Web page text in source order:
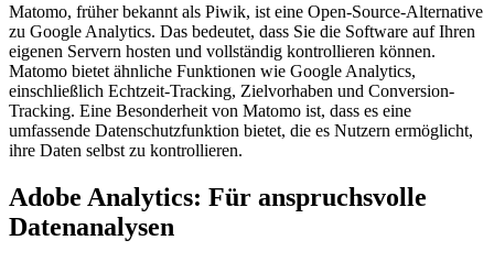
Matomo, früher bekannt als Piwik, ist eine Open-Source-Alternative
zu Google Analytics. Das bedeutet, dass Sie die Software auf Ihren
eigenen Servern hosten und vollständig kontrollieren können.
Matomo bietet ähnliche Funktionen wie Google Analytics,
einschließlich Echtzeit-Tracking, Zielvorhaben und Conversion-
Tracking. Eine Besonderheit von Matomo ist, dass es eine
umfassende Datenschutzfunktion bietet, die es Nutzern ermöglicht,
ihre Daten selbst zu kontrollieren.
Adobe Analytics: Für anspruchsvolle
Datenanalysen